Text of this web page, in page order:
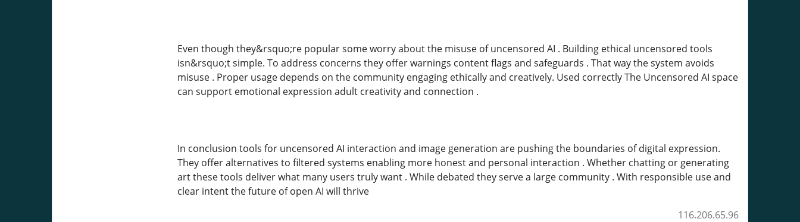
Even though they&rsquo;re popular some worry about the misuse of uncensored AI . Building ethical uncensored tools
isn&rsquo;t simple. To address concerns they offer warnings content flags and safeguards . That way the system avoids
misuse . Proper usage depends on the community engaging ethically and creatively. Used correctly The Uncensored AI space
can support emotional expression adult creativity and connection .
In conclusion tools for uncensored AI interaction and image generation are pushing the boundaries of digital expression.
They offer alternatives to filtered systems enabling more honest and personal interaction . Whether chatting or generating
art these tools deliver what many users truly want . While debated they serve a large community . With responsible use and
clear intent the future of open AI will thrive
116.206.65.96